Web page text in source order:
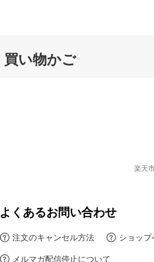
買い物かご
楽天
よくあるお問い合わせ
注文のキャンセル方法 ショッ
メルマガ配信停止について